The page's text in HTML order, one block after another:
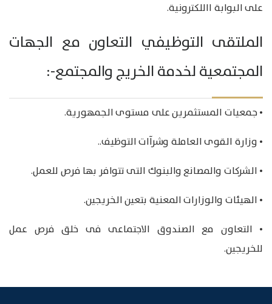
على البوابة االلكترونية.
الملتقى التوظيفي التعاون مع الجهات
المجتمعية لخدمة الخريج والمجتمع-:
• جمعيات المستثمرين على مستوى الجمهورية.
• وزارة القوى العاملة وشرآات التوظيف..
• الشركات والمصانع والبنوك التى تتوافر بها فرص للعمل.
• الهيئات والوزارات المعنية بتعين الخريجين.
• التعاون مع الصندوق الاجتماعى فى خلق فرص عمل
للخريجين.